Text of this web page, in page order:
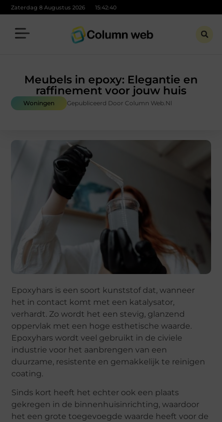
Zaterdag 8 Augustus 2026 15:42:41
Meubels in epoxy: Elegantie en
raffinement voor jouw huis
Woningen Gepubliceerd Door Column Web.nl
Epoxyhars is een soort kunststof dat, wanneer
het in contact komt met een katalysator,
verhardt. Zo wordt het een stevig, glanzend
oppervlak met een hoge esthetische waarde.
Epoxyhars wordt veel gebruikt in de civiele
industrie voor het aanbrengen van een
duurzame, resistente en gemakkelijk te reinigen
coating.
Sinds kort heeft het echter ook een plaats
gekregen in de binnenhuisinrichting, waardoor
het een grote toegevoegde waarde heeft voor de